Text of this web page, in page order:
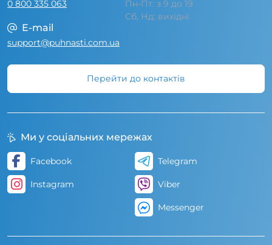
0 800 335 063
Пн-Пт: з 9 до 19
Сб, Нд: вихідні
E-mail
support@puhnasti.com.ua
Перейти до контактів
Ми у соціальних мережах
Facebook
Instagram
Telegram
Viber
Messenger